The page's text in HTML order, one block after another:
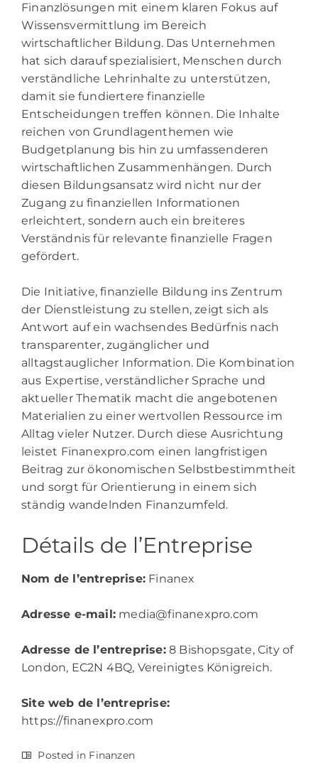
Finanzlösungen mit einem klaren Fokus auf
Wissensvermittlung im Bereich
wirtschaftlicher Bildung. Das Unternehmen
hat sich darauf spezialisiert, Menschen durch
verständliche Lehrinhalte zu unterstützen,
damit sie fundiertere finanzielle
Entscheidungen treffen können. Die Inhalte
reichen von Grundlagenthemen wie
Budgetplanung bis hin zu umfassenderen
wirtschaftlichen Zusammenhängen. Durch
diesen Bildungsansatz wird nicht nur der
Zugang zu finanziellen Informationen
erleichtert, sondern auch ein breiteres
Verständnis für relevante finanzielle Fragen
gefördert.
Die Initiative, finanzielle Bildung ins Zentrum
der Dienstleistung zu stellen, zeigt sich als
Antwort auf ein wachsendes Bedürfnis nach
transparenter, zugänglicher und
alltagstauglicher Information. Die Kombination
aus Expertise, verständlicher Sprache und
aktueller Thematik macht die angebotenen
Materialien zu einer wertvollen Ressource im
Alltag vieler Nutzer. Durch diese Ausrichtung
leistet Finanexpro.com einen langfristigen
Beitrag zur ökonomischen Selbstbestimmtheit
und sorgt für Orientierung in einem sich
ständig wandelnden Finanzumfeld.
Détails de l’Entreprise
Nom de l’entreprise: Finanex
Adresse e-mail: media@finanexpro.com
Adresse de l’entreprise:8 Bishopsgate, City of
London, EC2N 4BQ, Vereinigtes Königreich.
Site web de l’entreprise:
https://finanexpro.com
Posted in Finanzen